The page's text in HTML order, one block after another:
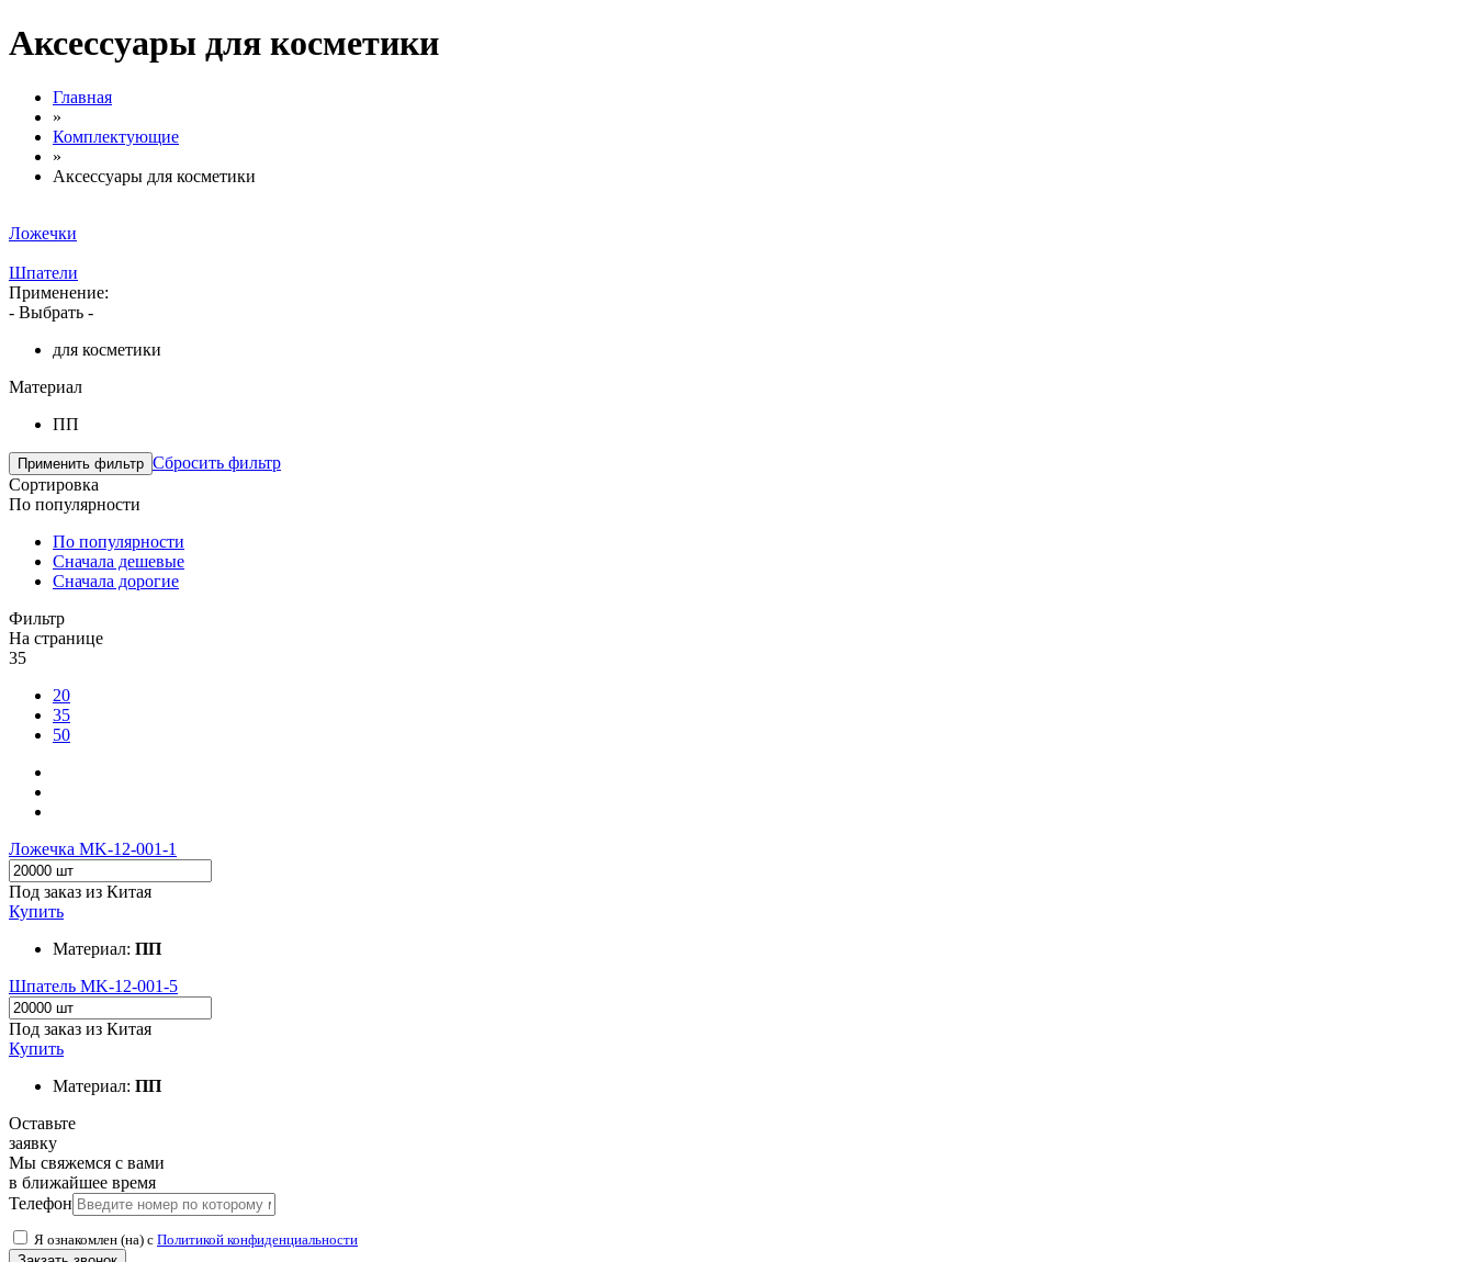
Аксессуары для косметики
Главная
»
Комплектующие
»
Аксессуары для косметики
Ложечки
Шпатели
Применение:
- Выбрать -
для косметики
Материал
ПП
Сбросить фильтр
Сортировка
По популярности
По популярности
Сначала дешевые
Сначала дорогие
Фильтр
На странице
35
20
35
50
Ложечка MK-12-001-1
Под заказ из Китая
Купить
Материал: ПП
Шпатель MK-12-001-5
Под заказ из Китая
Купить
Материал: ПП
Оставьте
заявку
Мы свяжемся с вами
в ближайшее время
Телефон
Я ознакомлен (на) с Политикой конфиденциальности